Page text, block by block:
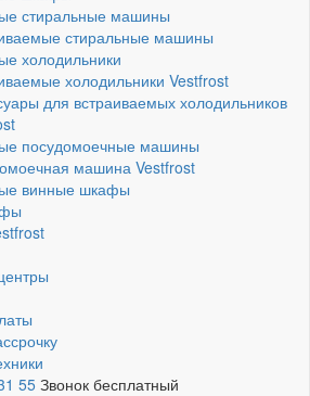
стиральные машины
стиральные машины
холодильники
холодильники Vestfrost
для встраиваемых холодильников
посудомоечные машины
машина Vestfrost
винные шкафы
55 Звонок бесплатный